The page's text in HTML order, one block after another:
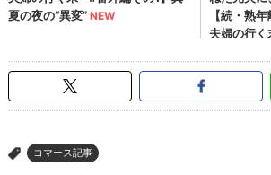
> コマース記事